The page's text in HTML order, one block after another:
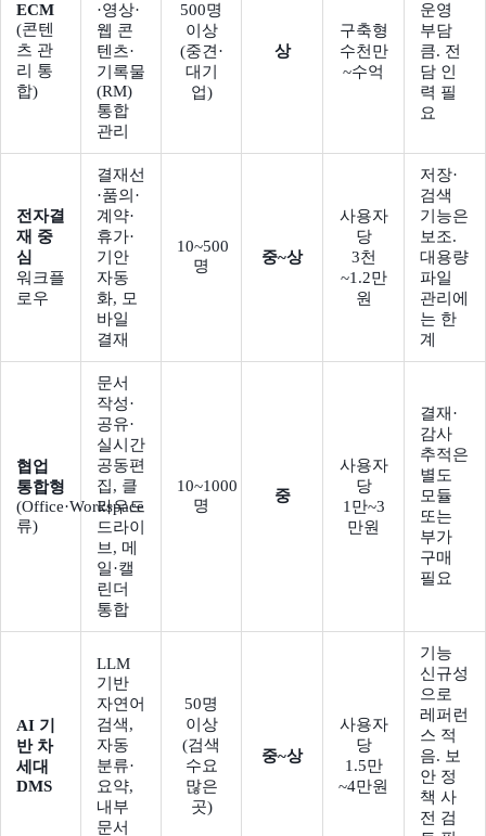
ECM
(콘텐
츠 관
리 통
합)
·영상·
웹 콘
텐츠·
기록물
(RM)
통합
관리
500명
이상
(중견·
대기
업)
상
구축형
수천만
~수억
운영
부담
큼. 전
담 인
력 필
요
전자결
재 중
심
워크플
로우
결재선
·품의·
계약·
휴가·
기안
자동
화, 모
바일
결재
10~500
명
중~상
사용자
당
3천
~1.2만
원
저장·
검색
기능은
보조.
대용량
파일
관리에
는 한
계
협업
통합형
(Office·Workspace
류)
문서
작성·
공유·
실시간
공동편
집, 클
라우드
드라이
브, 메
일·캘
린더
통합
10~1000
명
중
사용자
당
1만~3
만원
결재·
감사
추적은
별도
모듈
또는
부가
구매
필요
AI 기
반 차
세대
DMS
LLM
기반
자연어
검색,
자동
분류·
요약,
내부
문서
50명
이상
(검색
수요
많은
곳)
중~상
사용자
당
1.5만
~4만원
기능
신규성
으로
레퍼런
스 적
음. 보
안 정
책 사
전 검